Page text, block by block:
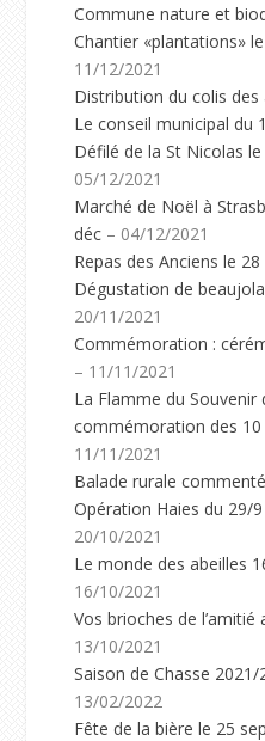
Commune nature et
Chantier «plantations»
11/12/2021
Distribution du colis des
Le conseil municipal du
Défilé de la St Nicolas
05/12/2021
Marché de Noël à
déc – 04/12/2021
Repas des Anciens le
Dégustation de
20/11/2021
Commémoration :
– 11/11/2021
La Flamme du Souvenir
commémoration des
11/11/2021
Balade rurale
Opération Haies du 29/
20/10/2021
Le monde des abeilles
16/10/2021
Vos brioches de
13/10/2021
Saison de Chasse 2021/
13/02/2022
Fête de la bière le 25